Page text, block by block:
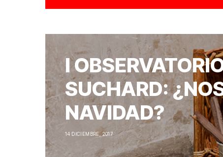
I
SUCHARD:
NAVIDAD?
14 DICIEMBRE, 2017